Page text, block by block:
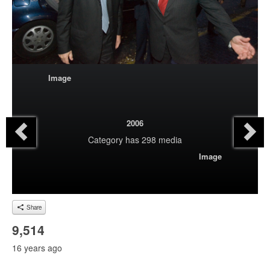
Image
2006
Category has 298 media
Image
Share
9,514
16 years ago